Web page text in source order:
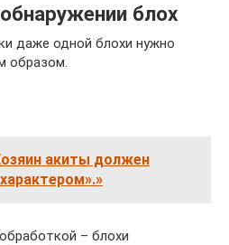
блох
даже одной блохи нужно
образом.
акиты должен
– блохи